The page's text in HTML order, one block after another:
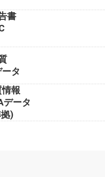
書
タ
報
データ
)